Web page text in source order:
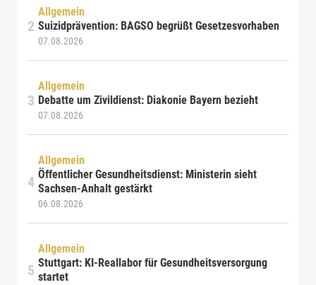
Allgemein
Suizidprävention: BAGSO begrüßt Gesetzesvorhaben
07.08.2026
Allgemein
Debatte um Zivildienst: Diakonie Bayern bezieht
07.08.2026
Allgemein
Öffentlicher Gesundheitsdienst: Ministerin sieht
Sachsen-Anhalt gestärkt
06.08.2026
Allgemein
Stuttgart: KI-Reallabor für Gesundheitsversorgung
startet